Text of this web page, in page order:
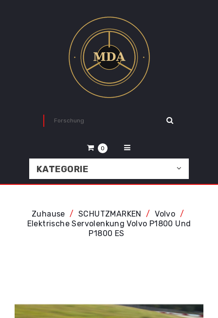
0
KATEGORIE
Zuhause SCHUTZMARKEN
Volvo
Elektrische Servolenkung Volvo P1800 Und
P1800 ES